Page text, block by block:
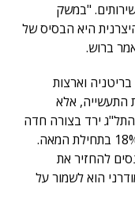
"במשק
היא הבסיס של
ברוש.
וארצות
התעשייה, אלא
ירד בצורה חדה
– ל-12% ממנו בארצות הברית לעומת כ-18% בתחילת המאה.
להחזיר את
הוא לשמור על